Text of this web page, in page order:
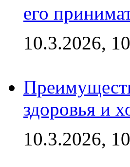
его
10.3.2026,
здоровья и
10.3.2026,